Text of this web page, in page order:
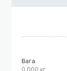
Вага
0.000 кг